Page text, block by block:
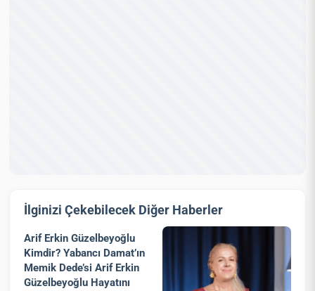
İlginizi Çekebilecek Diğer Haberler
Arif Erkin Güzelbeyoğlu
Kimdir? Yabancı Damat’ın
Memik Dede’si Arif Erkin
Güzelbeyoğlu Hayatını